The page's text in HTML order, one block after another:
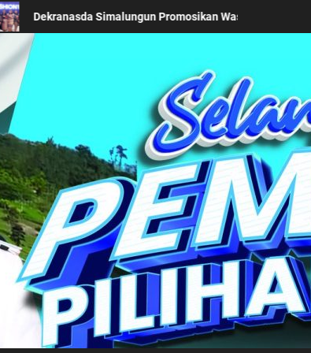
Week 2026 Keseriusan Pemkab
Simalungun